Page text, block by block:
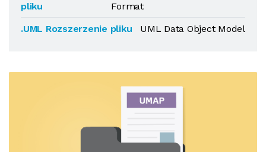
pliku
Format
.UML Rozszerzenie pliku
UML Data Object Model